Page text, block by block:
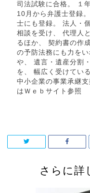
司法試験に合格。 １
10月から弁護士登録
士にも登録。 法人・
相談を受け、 代理人
るほか、 契約書の作
の予防法務にも力を
や、 遺言・遺産分割
を、 幅広く受けてい
中小企業の事業承継
はＷｅｂサイト参
さらに詳